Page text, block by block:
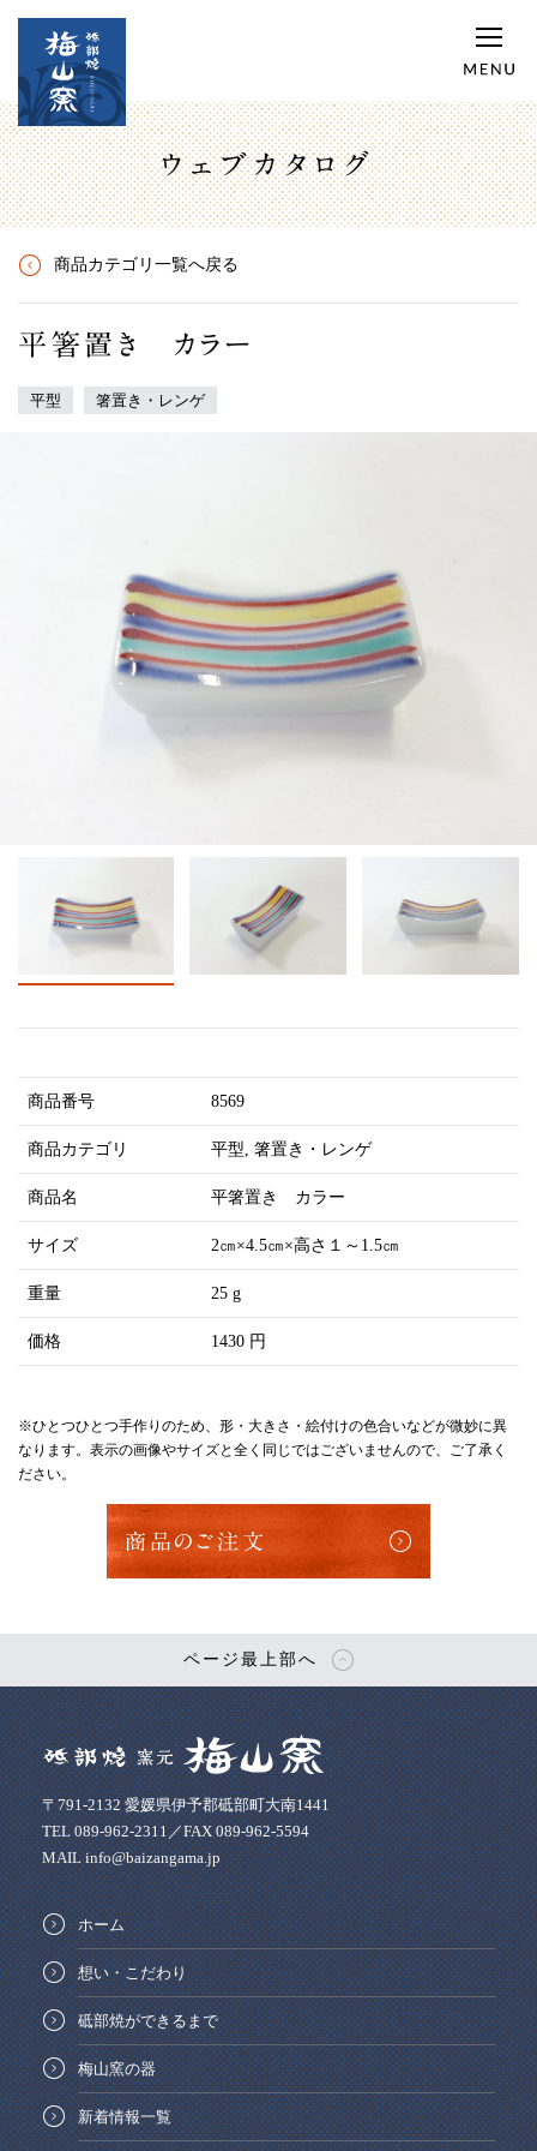
ウェブカタログ
商品カテゴリ一覧へ戻る
平箸置き カラー
平型 箸置き・レンゲ
商品番号 8569
商品カテゴリ 平型 箸置き・レンゲ
商品名 平箸置き カラー
サイズ 2㎝×4.5㎝×高さ１～1.5㎝
重量 25 g
価格 1430 円
※ひとつひとつ手作りのため、形・大きさ・絵付けの色合いなどが微妙に異
なります。表示の画像やサイズと全く同じではございませんので、ご了承く
ださい。
商品のご注文
ページ最上部へ
〒791-2132 愛媛県伊予郡砥部町大南1441
TEL 089-962-2311／FAX 089-962-5594
MAIL info@baizangama.jp
ホーム
想い・こだわり
砥部焼ができるまで
梅山窯の器
新着情報一覧